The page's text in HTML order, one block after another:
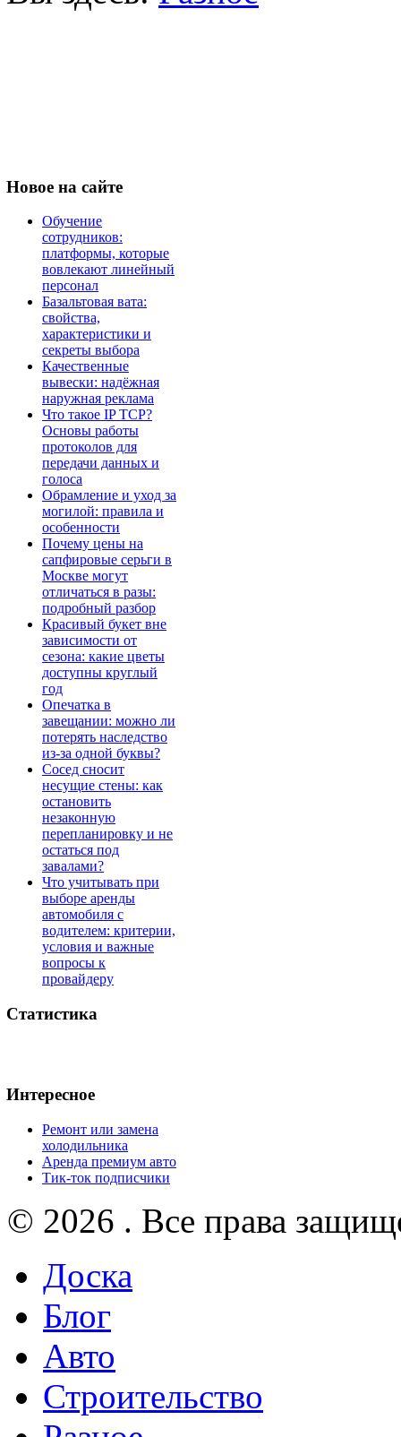
Новое на сайте
Обучение
сотрудников:
платформы, которые
вовлекают линейный
персонал
Базальтовая вата:
свойства,
характеристики и
секреты выбора
Качественные
вывески: надёжная
наружная реклама
Что такое IP TCP?
Основы работы
протоколов для
передачи данных и
голоса
Обрамление и уход за
могилой: правила и
особенности
Почему цены на
сапфировые серьги в
Москве могут
отличаться в разы:
подробный разбор
Красивый букет вне
зависимости от
сезона: какие цветы
доступны круглый
год
Опечатка в
завещании: можно ли
потерять наследство
из-за одной буквы?
Сосед сносит
несущие стены: как
остановить
незаконную
перепланировку и не
остаться под
завалами?
Что учитывать при
выборе аренды
автомобиля с
водителем: критерии,
условия и важные
вопросы к
провайдеру
Статистика
Интересное
Ремонт или замена
холодильника
Аренда премиум авто
Тик-ток подписчики
© 2026 . Все права
Доска
Блог
Авто
Строительство